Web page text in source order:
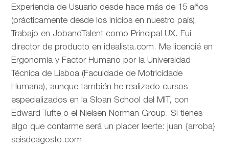
Experiencia de Usuario desde hace más de 15 años
(prácticamente desde los inicios en nuestro país).
Trabajo en JobandTalent como Principal UX. Fui
director de producto en idealista.com. Me licencié en
Ergonomía y Factor Humano por la Universidad
Técnica de Lisboa (Faculdade de Motricidade
Humana), aunque también he realizado cursos
especializados en la Sloan School del MIT, con
Edward Tufte o el Nielsen Norman Group. Si tienes
algo que contarme será un placer leerte: juan {arroba}
seisdeagosto.com